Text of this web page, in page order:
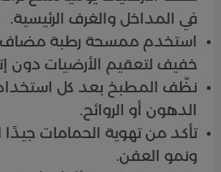
في المداخل والغرف الرئيسية.
استخدم ممسحة رطبة مضاف
خفيف لتعقيم الأرضيات دون
نظّف المطبخ بعد كل استخدام
الدهون أو الروائح.
تأكد من تهوية الحمامات جيدًا
ونمو العفن.